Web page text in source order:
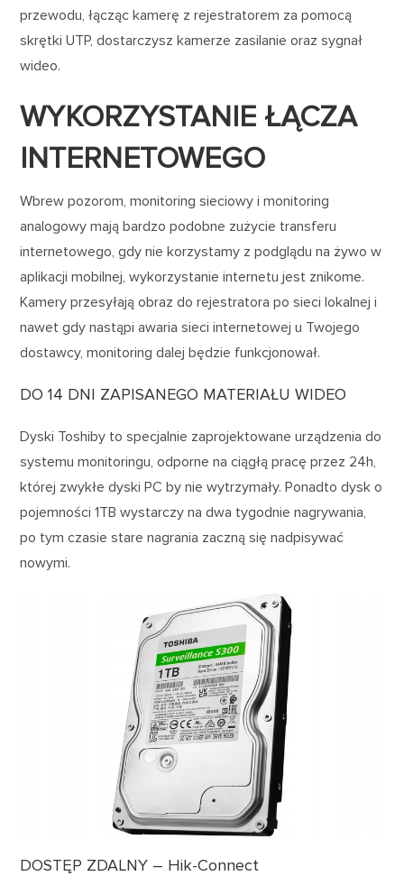
przewodu, łącząc kamerę z rejestratorem za pomocą
skrętki UTP, dostarczysz kamerze zasilanie oraz sygnał
wideo.
WYKORZYSTANIE ŁĄCZA
INTERNETOWEGO
Wbrew pozorom, monitoring sieciowy i monitoring
analogowy mają bardzo podobne zużycie transferu
internetowego, gdy nie korzystamy z podglądu na żywo w
aplikacji mobilnej, wykorzystanie internetu jest znikome.
Kamery przesyłają obraz do rejestratora po sieci lokalnej i
nawet gdy nastąpi awaria sieci internetowej u Twojego
dostawcy, monitoring dalej będzie funkcjonował.
DO 14 DNI ZAPISANEGO MATERIAŁU WIDEO
Dyski Toshiby to specjalnie zaprojektowane urządzenia do
systemu monitoringu, odporne na ciągłą pracę przez 24h,
której zwykłe dyski PC by nie wytrzymały. Ponadto dysk o
pojemności 1TB wystarczy na dwa tygodnie nagrywania,
po tym czasie stare nagrania zaczną się nadpisywać
nowymi.
DOSTĘP ZDALNY – Hik-Connect